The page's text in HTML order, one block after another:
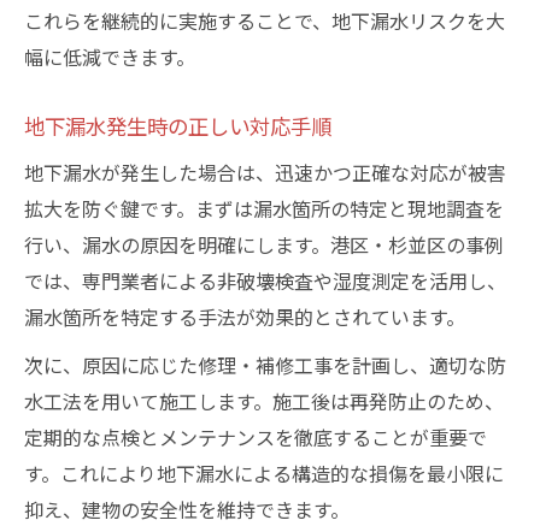
これらを継続的に実施することで、地下漏水リスクを大
幅に低減できます。
地下漏水発生時の正しい対応手順
地下漏水が発生した場合は、迅速かつ正確な対応が被害
拡大を防ぐ鍵です。まずは漏水箇所の特定と現地調査を
行い、漏水の原因を明確にします。港区・杉並区の事例
では、専門業者による非破壊検査や湿度測定を活用し、
漏水箇所を特定する手法が効果的とされています。
次に、原因に応じた修理・補修工事を計画し、適切な防
水工法を用いて施工します。施工後は再発防止のため、
定期的な点検とメンテナンスを徹底することが重要で
す。これにより地下漏水による構造的な損傷を最小限に
抑え、建物の安全性を維持できます。